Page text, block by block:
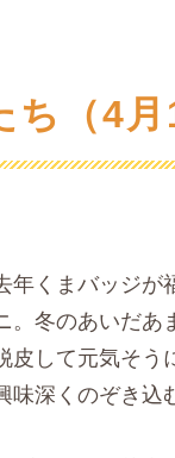
ち（4
年くまバッジが
。冬のあいだあ
皮して元気そう
味深くのぞき込